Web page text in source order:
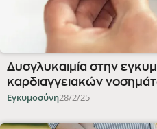
Δυσγλυκαιμία στην
καρδιαγγειακών
Εγκυμοσύνη28/2/25